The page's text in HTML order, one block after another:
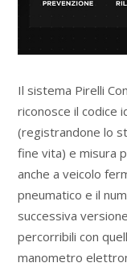
Il sistema Pirelli
riconosce il codice
(registrandone lo
fine vita) e misura
anche a veicolo
pneumatico e il
successiva
percorribili con
manometro